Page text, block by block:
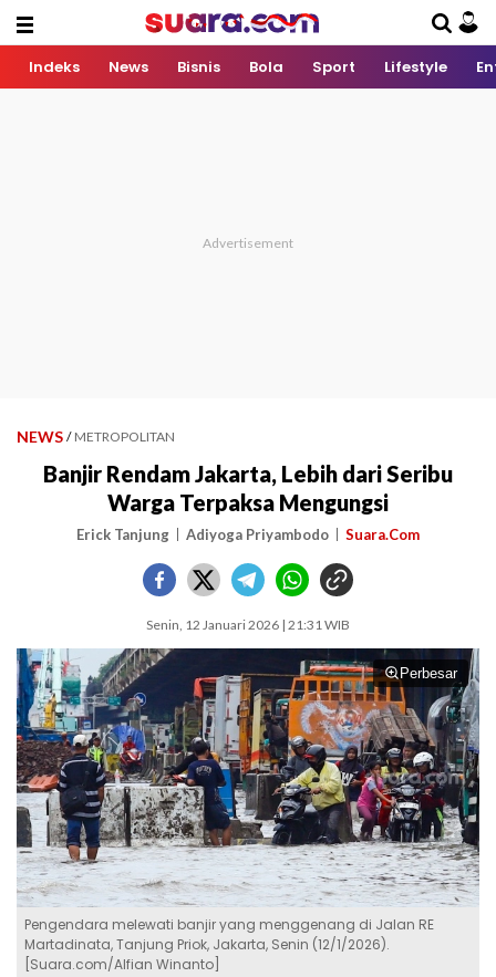
Indeks News Bisnis Bola Sport Lifestyle
NEWS / METROPOLITAN
Banjir Rendam Jakarta, Lebih dari Seribu
Warga Terpaksa Mengungsi
Erick Tanjung Adiyoga Priyambodo Suara.Com
Senin, 12 Januari 2026 | 21:31 WIB
Perbesar
Pengendara melewati banjir yang menggenang di Jalan RE
Martadinata, Tanjung Priok, Jakarta, Senin (12/1/2026).
[Suara.com/Alfian Winanto]